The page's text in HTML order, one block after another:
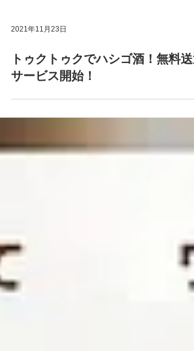
2021年11月23日
トゥクトゥクでハシゴ酒！無料送
サービス開始！